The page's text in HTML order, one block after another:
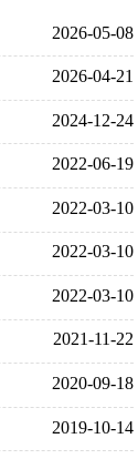
2026-05-08
2026-04-21
2024-12-24
2022-06-19
2022-03-10
2022-03-10
2022-03-10
2021-11-22
2020-09-18
2019-10-14